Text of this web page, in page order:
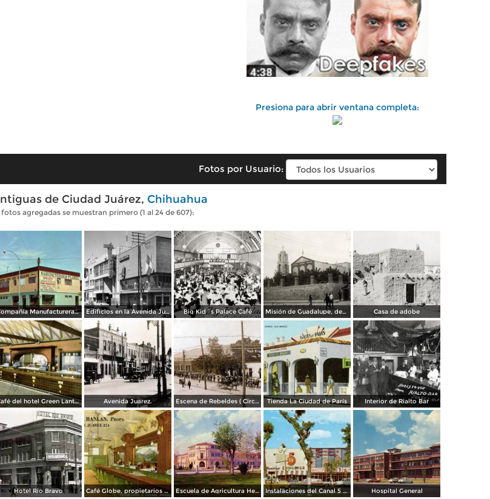
Presiona para abrir ventana completa:
Fotos por Usuario:
de Ciudad Juárez, Chihuahua
agregadas se muestran primero (1 al 24 de 607):
Compañía Manufacturera Plamex, en el cruce de Insurgentes y Paraguay Edificios en la Avenida Juárez Big Kid´s Palace Café Misión de Guadalupe, depúes de la toma de Ciudad Juárez, durante la Revolución Mexicana Casa de adobe
Café del hotel Green Lantern Inn Avenida Juarez. Escena de Rebeldes ( Circulada el 8 de Diciembre de 1913 ). Tienda La Ciudad de París Interior de Rialto Bar
Hotel Rio Bravo Café Globe, propietarios Mooney & Hanlan Escuela de Agricultura Hermanos Escobar Instalaciones del Canal 5 XEJ TV Hospital General